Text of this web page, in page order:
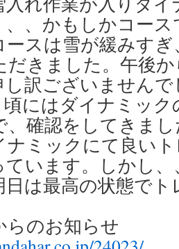
、、かもしかコース
ースは雪が緩みす
だきました。午後
し訳ございませんで
にはダイナミッ
、確認をしてきま
ナミックにて良い
ています。しかし
は最高の状態で
らのお知らせ